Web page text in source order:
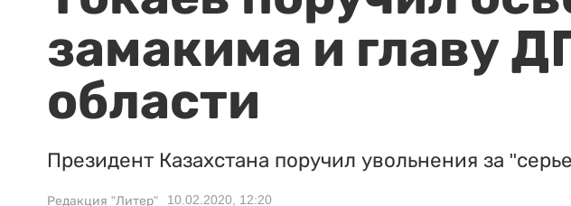
замакима и главу
области
Президент Казахстана поручил увольнения за
Редакция "Литер" 10.02.2020, 12:20